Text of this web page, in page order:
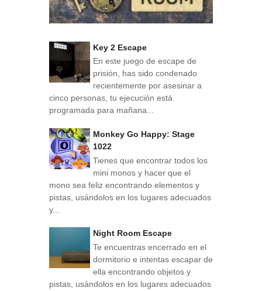
Key 2 Escape
En este juego de escape de
prisión, has sido condenado
recientemente por asesinar a
cinco personas, tu ejecución está
programada para mañana...
Monkey Go Happy: Stage
1022
Tienes que encontrar todos los
mini monos y hacer que el
mono sea feliz encontrando elementos y
pistas, usándolos en los lugares adecuados
y...
Night Room Escape
Te encuentras encerrado en el
dormitorio e intentas escapar de
ella encontrando objetos y
pistas, usándolos en los lugares adecuados